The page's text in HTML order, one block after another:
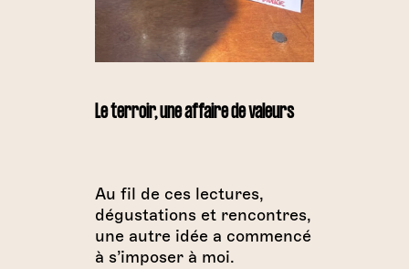
Le terroir, une affaire de valeurs
Au fil de ces lectures,
dégustations et rencontres,
une autre idée a commencé
à s’imposer à moi.